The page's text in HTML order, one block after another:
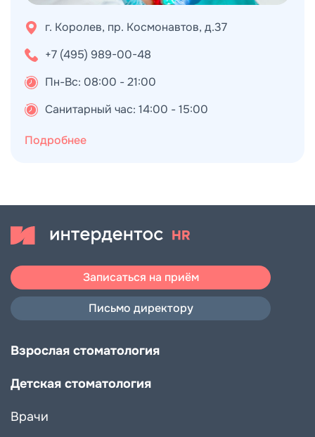
2025 - Особенности тотальной реабилитации
пациентов, как избежать нарушений ВНЧС при
тотальном протезировании и ортодонтическом
г. Королев, пр. Космонавтов, д.37
+7 (495) 989-00-48
Пн-Вс: 08:00 - 21:00
Санитарный час: 14:00 - 15:00
Подробнее
Записаться на приём
Письмо директору
Взрослая стоматология
Детская стоматология
Врачи